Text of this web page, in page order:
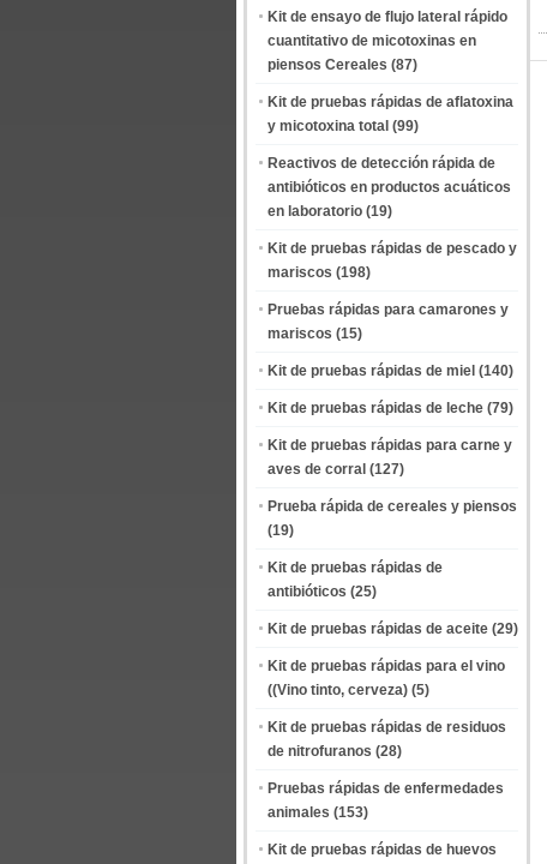
Kit de ensayo de flujo lateral rápido
cuantitativo de micotoxinas en
piensos Cereales (87)
Kit de pruebas rápidas de aflatoxina
y micotoxina total (99)
Reactivos de detección rápida de
antibióticos en productos acuáticos
en laboratorio (19)
Kit de pruebas rápidas de pescado y
mariscos (198)
Pruebas rápidas para camarones y
mariscos (15)
Kit de pruebas rápidas de miel (140)
Kit de pruebas rápidas de leche (79)
Kit de pruebas rápidas para carne y
aves de corral (127)
Prueba rápida de cereales y piensos
(19)
Kit de pruebas rápidas de
antibióticos (25)
Kit de pruebas rápidas de aceite (29)
Kit de pruebas rápidas para el vino
((Vino tinto, cerveza) (5)
Kit de pruebas rápidas de residuos
de nitrofuranos (28)
Pruebas rápidas de enfermedades
animales (153)
Kit de pruebas rápidas de huevos